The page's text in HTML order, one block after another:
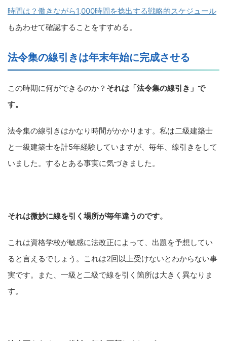
時間は？働きながら1,000時間を捻出する戦略的スケジュール
もあわせて確認することをすすめる。
法令集の線引きは年末年始に完成させる
この時期に何ができるのか？ それは「法令集の線引き」で
す。
法令集の線引きはかなり時間がかかります。私は二級建築士
と一級建築士を計5年経験していますが、毎年、線引きをして
いました。するとある事実に気づきました。
それは微妙に線を引く場所が毎年違うのです。
これは資格学校が敏感に法改正によって、出題を予想してい
ると言えるでしょう。これは2回以上受けないとわからない事
実です。また、一級と二級で線を引く箇所は大きく異なりま
す。